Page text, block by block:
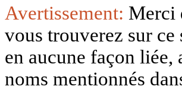
Avertissement: Merci
vous trouverez sur ce
en aucune façon liée,
noms mentionnés